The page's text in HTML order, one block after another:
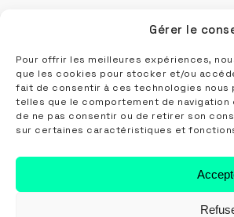
Gérer le
Pour offrir les meilleures expériences,
que les cookies pour stocker et/ou
fait de consentir à ces technologies
telles que le comportement de navigation
de ne pas consentir ou de retirer son
sur certaines caractéristiques et
info@sericenter.fr
03 55 40 32 67
Nos prestations
Serigraphie